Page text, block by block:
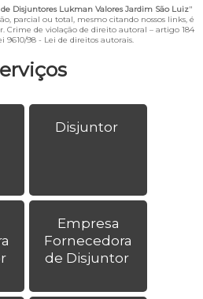
Disjuntor
Empresa
Fornecedora
de Disjuntor
de Disjuntores Lukman Valores Jardim São Luiz"
parcial ou total, mesmo citando nossos links, é
Crime de violação de direito autoral – artigo 184
9610/98 - Lei de direitos autorais.